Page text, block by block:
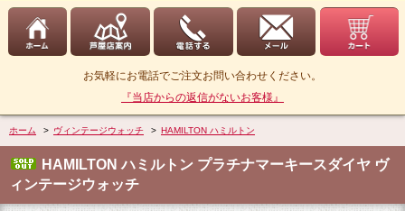
お気軽にお電話でご注文お問い合わせください。
『当店からの返信がないお客様』
ホーム > ヴィンテージウォッチ > HAMILTON ハミルトン
HAMILTON ハミルトン プラチナマーキースダイヤ ヴ
ィンテージウォッチ